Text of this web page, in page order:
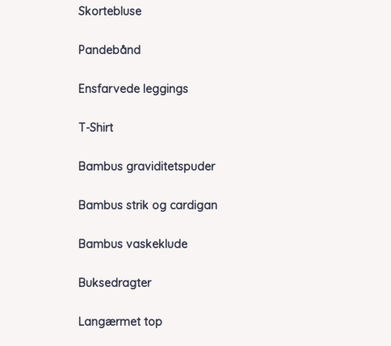
Skortebluse
Pandebånd
Ensfarvede leggings
T-Shirt
Bambus graviditetspuder
Bambus strik og cardigan
Bambus vaskeklude
Buksedragter
Langærmet top